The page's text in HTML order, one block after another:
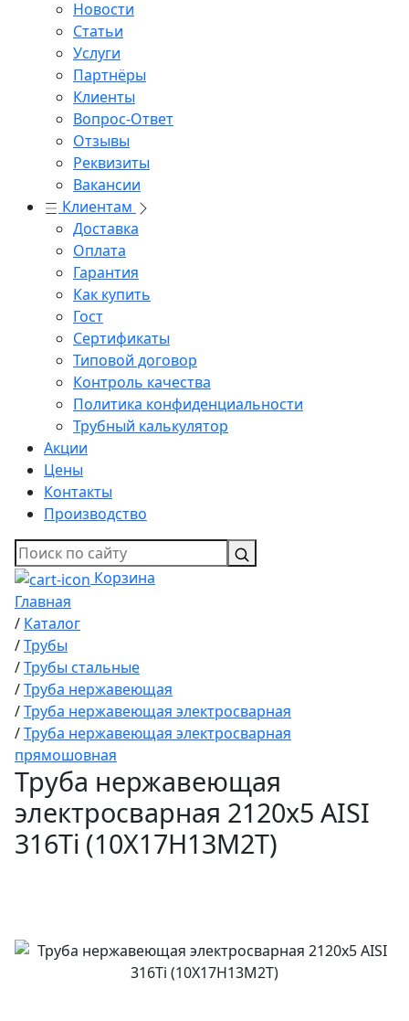
Новости
Статьи
Услуги
Партнёры
Клиенты
Вопрос-Ответ
Отзывы
Реквизиты
Вакансии
Клиентам
Доставка
Оплата
Гарантия
Как купить
Гост
Сертификаты
Типовой договор
Контроль качества
Политика конфиденциальности
Трубный калькулятор
Акции
Цены
Контакты
Производство
Корзина
Главная
/ Каталог
/Трубы
/Трубы стальные
/Труба нержавеющая
/Труба нержавеющая электросварная
/Труба нержавеющая электросварная
прямошовная
Труба нержавеющая
электросварная 2120х5 AISI
316Ti (10Х17Н13М2Т)